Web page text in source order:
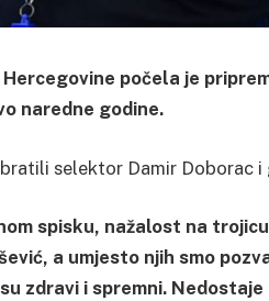
počela je
naredne godine.
selektor Damir Doborac
spisku, nažalost na
a umjesto njih smo
zdravi i spremni.